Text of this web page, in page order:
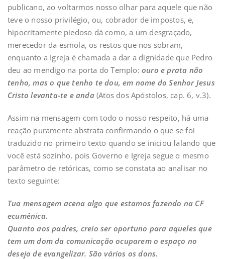
publicano, ao voltarmos nosso olhar para aquele que não
teve o nosso privilégio, ou, cobrador de impostos, e,
hipocritamente piedoso dá como, a um desgraçado,
merecedor da esmola, os restos que nos sobram,
enquanto a Igreja é chamada a dar a dignidade que Pedro
deu ao mendigo na porta do Templo: ouro e prata não
tenho, mas o que tenho te dou, em nome do Senhor Jesus
Cristo levanta-te e anda(Atos dos Apóstolos, cap. 6, v.3).
Assim na mensagem com todo o nosso respeito, há uma
reação puramente abstrata confirmando o que se foi
traduzido no primeiro texto quando se iniciou falando que
você está sozinho, pois Governo e Igreja segue o mesmo
parâmetro de retóricas, como se constata ao analisar no
texto seguinte:
Tua mensagem acena algo que estamos fazendo na CF
ecumênica.
Quanto aos padres, creio ser oportuno para aqueles que
tem um dom da comunicação ocuparem o espaço no
desejo de evangelizar. São vários os dons.